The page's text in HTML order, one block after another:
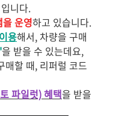
니다.
운영하고 있습니다.
용해서, 차량을 구매
을 받을 수 있는데요,
매할 때, 리퍼럴 코드
파일럿) 혜택을 받을